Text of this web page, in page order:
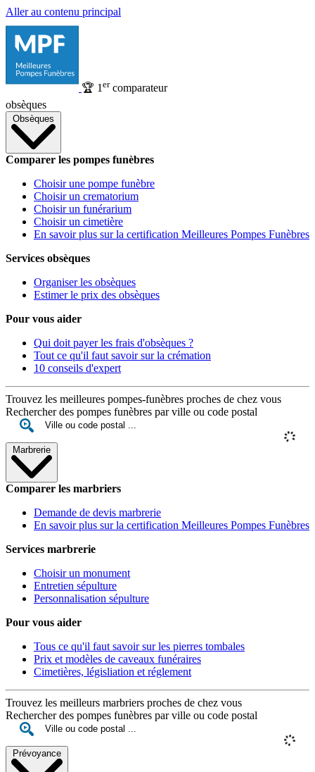
Aller au contenu principal
🏆 1 ercomparateur
obsèques
Obsèques
Comparer les pompes funèbres
Choisir une pompe funèbre
Choisir un crematorium
Choisir un funérarium
Choisir un cimetière
En savoir plus sur la certification Meilleures Pompes Funèbres
Services obsèques
Organiser les obsèques
Estimer le prix des obsèques
Pour vous aider
Qui doit payer les frais d'obsèques ?
Tout ce qu'il faut savoir sur la crémation
10 conseils d'expert
Trouvez les meilleures pompes-funèbres proches de chez vous
Rechercher des pompes funèbres par ville ou code postal
Marbrerie
Comparer les marbriers
Demande de devis marbrerie
En savoir plus sur la certification Meilleures Pompes Funèbres
Services marbrerie
Choisir un monument
Entretien sépulture
Personnalisation sépulture
Pour vous aider
Tous ce qu'il faut savoir sur les pierres tombales
Prix et modèles de caveaux funéraires
Cimetières, législiation et réglement
Trouvez les meilleurs marbriers proches de chez vous
Rechercher des pompes funèbres par ville ou code postal
Prévoyance